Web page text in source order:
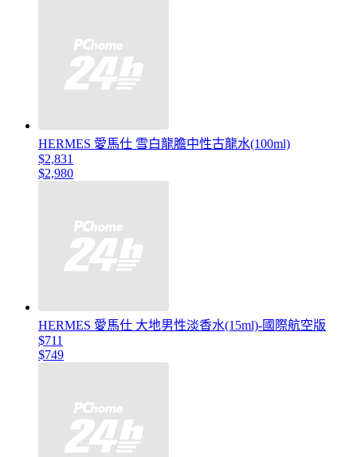
HERMES 愛馬仕 雪白龍膽中性古龍水(100ml)
$2,831
$2,980
HERMES 愛馬仕 大地男性淡香水(15ml)-國際航空版
$711
$749